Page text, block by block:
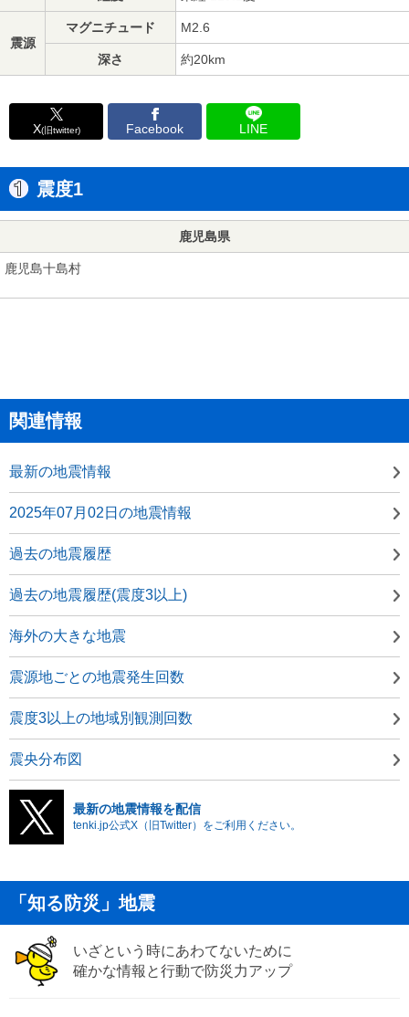
震源
マグニチュード M2.6
深さ 約20km
X(旧twitter) Facebook LINE
震度1
鹿児島県
鹿児島十島村
関連情報
最新の地震情報
2025年07月02日の地震情報
過去の地震履歴
過去の地震履歴(震度3以上)
海外の大きな地震
震源地ごとの地震発生回数
震度3以上の地域別観測回数
震央分布図
最新の地震情報を配信
tenki.jp公式X（旧Twitter）をご利用ください。
「知る防災」地震
いざという時にあわてないために
確かな情報と行動で防災力アップ